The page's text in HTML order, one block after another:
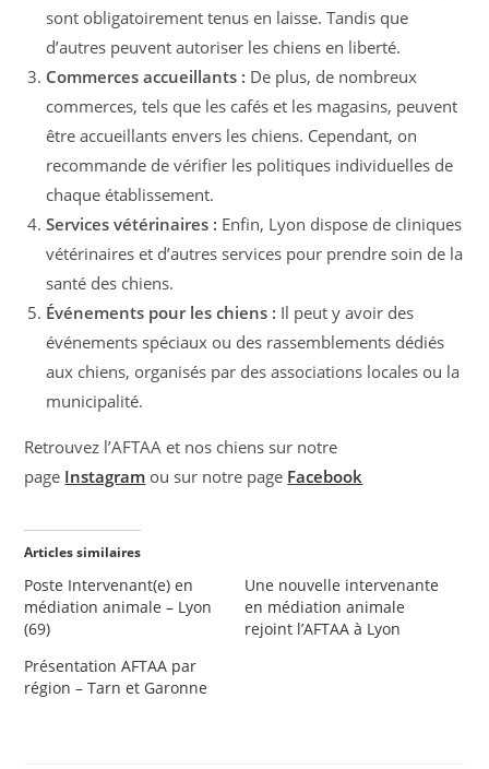
sont obligatoirement tenus en laisse. Tandis que
d’autres peuvent autoriser les chiens en liberté.
Commerces accueillants : De plus, de nombreux
commerces, tels que les cafés et les magasins, peuvent
être accueillants envers les chiens. Cependant, on
recommande de vérifier les politiques individuelles de
chaque établissement.
Services vétérinaires : Enfin, Lyon dispose de cliniques
vétérinaires et d’autres services pour prendre soin de la
santé des chiens.
Événements pour les chiens : Il peut y avoir des
événements spéciaux ou des rassemblements dédiés
aux chiens, organisés par des associations locales ou la
municipalité.
Retrouvez l’AFTAA et nos chiens sur notre
page Instagram ou sur notre page Facebook
Articles similaires
Poste Intervenant(e) en
médiation animale – Lyon
(69)
Une nouvelle intervenante
en médiation animale
rejoint l’AFTAA à Lyon
Présentation AFTAA par
région – Tarn et Garonne